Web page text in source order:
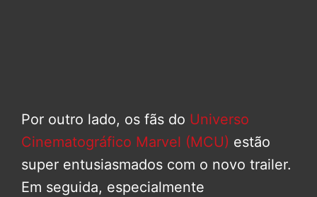
Por outro lado, os fãs do Universo
Cinematográfico Marvel (MCU) estão
super entusiasmados com o novo trailer.
Em seguida, especialmente